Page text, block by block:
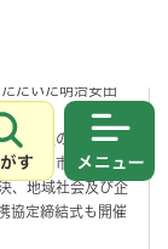
さがす
だいた明治安田
。
と相互の連携をさ
いたま市みんなの
、地域社会及び企
協定締結式も開催